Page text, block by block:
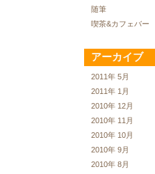
随筆
喫茶&カフェバー
アーカイブ
2011年 5月
2011年 1月
2010年 12月
2010年 11月
2010年 10月
2010年 9月
2010年 8月